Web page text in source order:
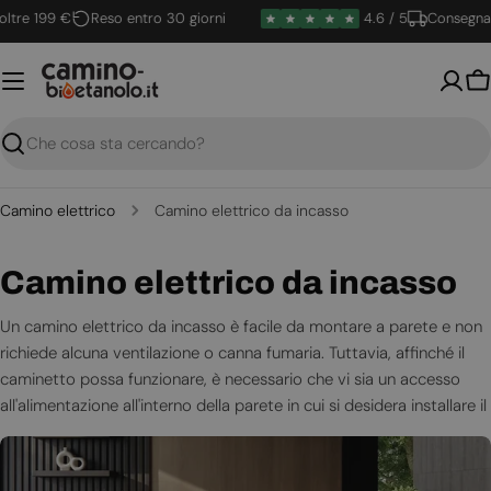
Vai
al
contenuto
199 € Reso entro 30 giorni 4.6 / 5 Consegna
Ricerca
Camino elettrico Camino elettrico da incasso
C
o
l
l
e
Camino elettrico da incasso
Un camino elettrico da incasso è facile da montare a parete e non
richiede alcuna ventilazione o canna fumaria. Tuttavia, affinché il
caminetto possa funzionare, è necessario che vi sia un accesso
all'alimentazione all'interno della parete in cui si desidera installare il
caminetto elettrico.
Con questi caminetti non si avranno problemi di fumo e di fatica